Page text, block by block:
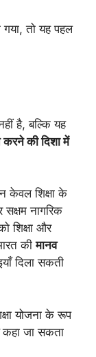
गया, तो यह पहल
है, बल्कि यह
की दिशा में
केवल शिक्षा के
नागरिक
शिक्षा और
कीमानव
दिला सकती
योजना के रूप
कहा जा सकता